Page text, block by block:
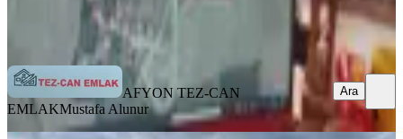
AFYON TEZ-CAN EMLAK
AFYON TEZ-CAN
EMLAKMustafa Alunur
Ara